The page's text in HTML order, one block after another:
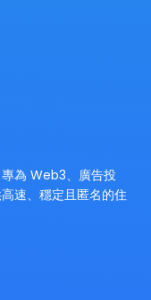
為 Web3、廣告投
速、穩定且匿名的住